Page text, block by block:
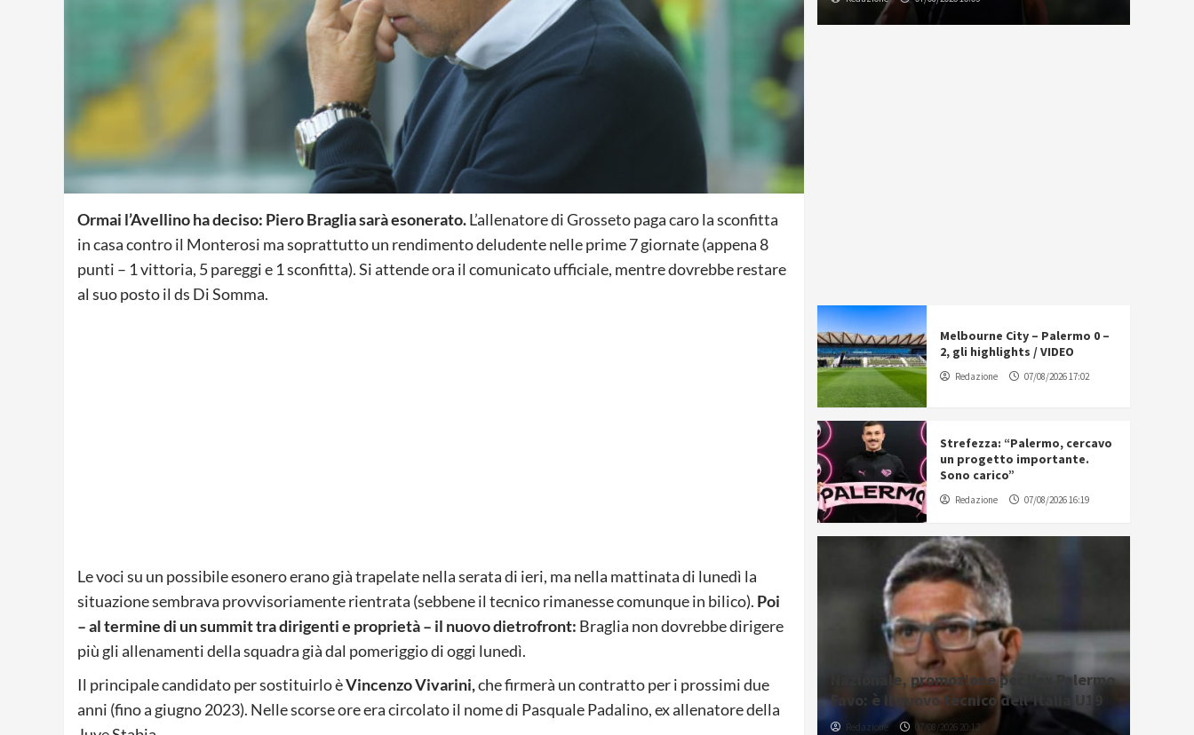
Ormai l’Avellino ha deciso: Piero Braglia sarà esonerato.L’allenatore di Grosseto paga caro la sconfitta
in casa contro il Monterosi ma soprattutto un rendimento deludente nelle prime 7 giornate (appena 8
punti – 1 vittoria, 5 pareggi e 1 sconfitta). Si attende ora il comunicato ufficiale, mentre dovrebbe restare
al suo posto il ds Di Somma.
Le voci su un possibile esonero erano già trapelate nella serata di ieri, ma nella mattinata di lunedì la
situazione sembrava provvisoriamente rientrata (sebbene il tecnico rimanesse comunque in bilico). Poi
– al termine di un summit tra dirigenti e proprietà – il nuovo dietrofront: Braglia non dovrebbe dirigere
più gli allenamenti della squadra già dal pomeriggio di oggi lunedì.
Il principale candidato per sostituirlo èVincenzo Vivarini,che firmerà un contratto per i prossimi due
anni (fino a giugno 2023). Nelle scorse ore era circolato il nome di Pasquale Padalino, ex allenatore della
Melbourne City – Palermo 0 –
2, gli highlights / VIDEO
Redazione 07/08/2026 17:02
Strefezza: “Palermo, cercavo
un progetto importante.
Sono carico”
Redazione 07/08/2026 16:19
Nazionale, promozione per l’ex Palermo
Favo: è il nuovo tecnico dell’Italia U19
Redazione 07/08/2026 20:12